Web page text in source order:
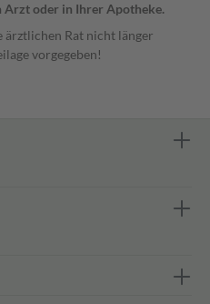
Arzt oder in Ihrer Apotheke.
ärztlichen Rat nicht länger
vorgegeben!